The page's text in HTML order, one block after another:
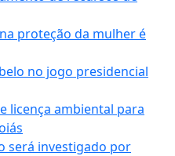
proteção da mulher é
no jogo presidencial
licença ambiental para
será investigado por